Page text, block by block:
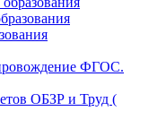
ФГОС.
ОБЗР и Труд (